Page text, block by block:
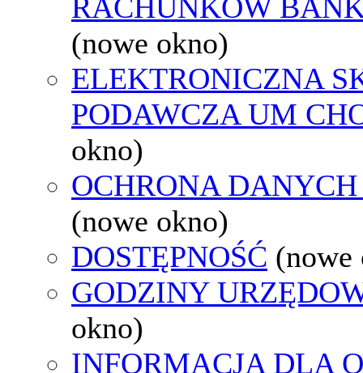
RACHUNKÓW
(nowe okno)
ELEKTRONICZNA
PODAWCZA UM
okno)
OCHRONA
(nowe okno)
DOSTĘPNOŚĆ (nowe
GODZINY
okno)
INFORMACJA DLA